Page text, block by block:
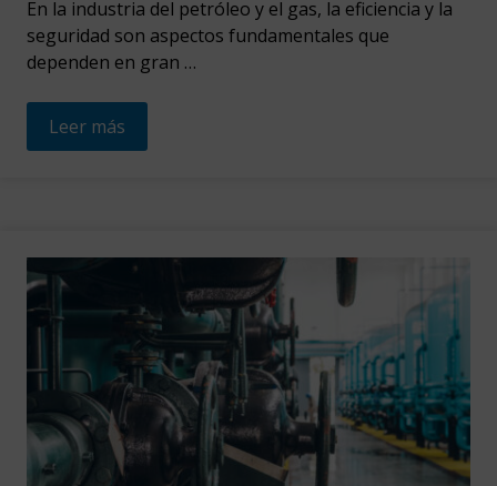
En la industria del petróleo y el gas, la eficiencia y la
seguridad son aspectos fundamentales que
dependen en gran …
Leer más